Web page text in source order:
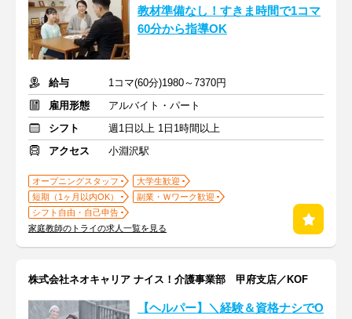
教材準備なし！すきま時間で1コマ
60分から指導OK
給与
1コマ(60分)1980～7370円
雇用形態
アルバイト・パート
シフト
週1日以上 1日1時間以上
アクセス
小淵沢駅
オープニングスタッフ
大学生歓迎
短期（1ヶ月以内OK）
副業・Ｗワーク歓迎
シフト自由・自己申告
家庭教師のトライの求人一覧を見る
株式会社ネオキャリア ナイス！介護事業部 甲府支店／KOF
【ヘルパー】＼経験＆資格ナシでO